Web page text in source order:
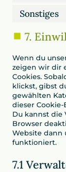
Sonstiges
7.
Wenn du
zeigen wir dir
Cookies.
klickst, gibst
gewählten
dieser
Du kannst die
Browser
Website dann
funktioniert.
7.1